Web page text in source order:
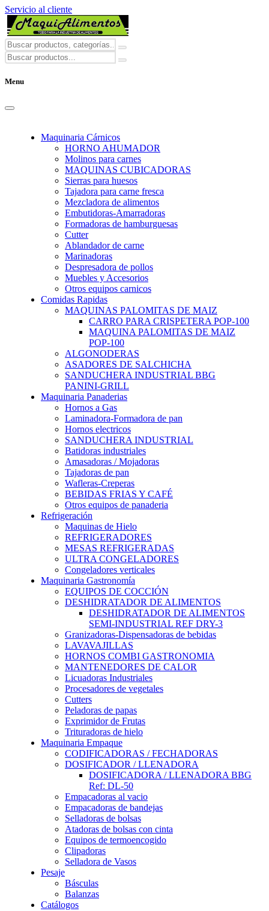
Servicio al cliente
Menu
Maquinaria Cárnicos
HORNO AHUMADOR
Molinos para carnes
MAQUINAS CUBICADORAS
Sierras para huesos
Tajadora para carne fresca
Mezcladora de alimentos
Embutidoras-Amarradoras
Formadoras de hamburguesas
Cutter
Ablandador de carne
Marinadoras
Despresadora de pollos
Muebles y Accesorios
Otros equipos carnicos
Comidas Rapidas
MAQUINAS PALOMITAS DE MAIZ
CARRO PARA CRISPETERA POP-100
MAQUINA PALOMITAS DE MAIZ
POP-100
ALGONODERAS
ASADORES DE SALCHICHA
SANDUCHERA INDUSTRIAL BBG
PANINI-GRILL
Maquinaria Panaderias
Hornos a Gas
Laminadora-Formadora de pan
Hornos electricos
SANDUCHERA INDUSTRIAL
Batidoras industriales
Amasadoras / Mojadoras
Tajadoras de pan
Wafleras-Creperas
BEBIDAS FRIAS Y CAFÉ
Otros equipos de panaderia
Refrigeración
Maquinas de Hielo
REFRIGERADORES
MESAS REFRIGERADAS
ULTRA CONGELADORES
Congeladores verticales
Maquinaria Gastronomía
EQUIPOS DE COCCIÓN
DESHIDRATADOR DE ALIMENTOS
DESHIDRATADOR DE ALIMENTOS
SEMI-INDUSTRIAL REF DRY-3
Granizadoras-Dispensadoras de bebidas
LAVAVAJILLAS
HORNOS COMBI GASTRONOMIA
MANTENEDORES DE CALOR
Licuadoras Industriales
Procesadores de vegetales
Cutters
Peladoras de papas
Exprimidor de Frutas
Trituradoras de hielo
Maquinaria Empaque
CODIFICADORAS / FECHADORAS
DOSIFICADOR / LLENADORA
DOSIFICADORA / LLENADORA BBG
Ref: DL-50
Empacadoras al vacio
Empacadoras de bandejas
Selladoras de bolsas
Atadoras de bolsas con cinta
Equipos de termoencogido
Clipadoras
Selladora de Vasos
Pesaje
Básculas
Balanzas
Catálogos